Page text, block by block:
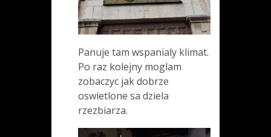
Panuje tam wspanialy klimat.
Po raz kolejny moglam
zobaczyc jak dobrze
oswietlone sa dziela
rzezbiarza.